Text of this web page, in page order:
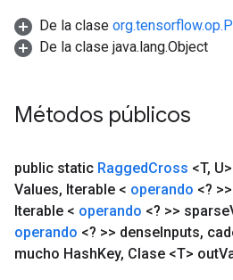
De la clase
De la clase java.lang.Object
Métodos públicos
public static RaggedCross <T, U>
Values, Iterable < operando <?
Iterable < operando <? >> sparse
operando <? >> denseInputs,
mucho HashKey, Clase <T> out